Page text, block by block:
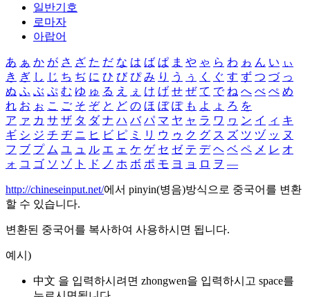
일반기호
로마자
아랍어
あ ぁ か が さ ざ た だ な は ば ぱ ま や ゃ ら わ ゎ ん い ぃ
き ぎ し じ ち ぢ に ひ び ぴ み り う ぅ く ぐ す ず つ づ っ
ぬ ふ ぶ ぷ む ゆ ゅ る え ぇ け げ せ ぜ て で ね へ べ ぺ め
れ お ぉ こ ご そ ぞ と ど の ほ ぼ ぽ も よ ょ ろ を
ア ァ カ サ ザ タ ダ ナ ハ バ パ マ ヤ ャ ラ ワ ヮ ン イ ィ キ
ギ シ ジ チ ヂ ニ ヒ ビ ピ ミ リ ウ ゥ ク グ ス ズ ツ ヅ ッ ヌ
フ ブ プ ム ユ ュ ル エ ェ ケ ゲ セ ゼ テ デ ヘ ベ ペ メ レ オ
ォ コ ゴ ソ ゾ ト ド ノ ホ ボ ポ モ ヨ ョ ロ ヲ ―
http://chineseinput.net/에서 pinyin(병음)방식으로 중국어를 변환
할 수 있습니다.
변환된 중국어를 복사하여 사용하시면 됩니다.
예시)
中文 을 입력하시려면 zhongwen을 입력하시고 space를